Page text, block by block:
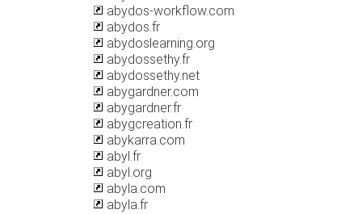
abydos-workflow.com
abydos.fr
abydoslearning.org
abydossethy.fr
abydossethy.net
abygardner.com
abygardner.fr
abygcreation.fr
abykarra.com
abyl.fr
abyl.org
abyla.com
abyla.fr